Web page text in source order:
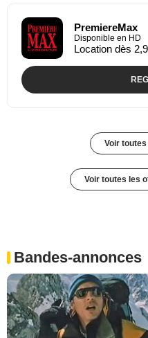
PremiereMax
Disponible en HD
Location dès
Voir
Voir toutes les
Bandes-annonces